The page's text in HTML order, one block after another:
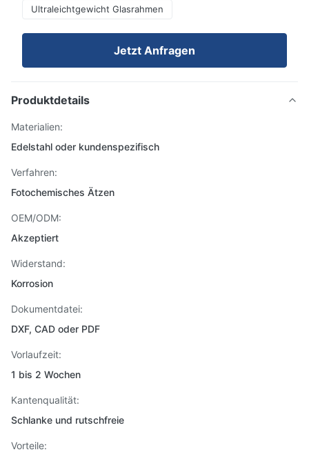
Ultraleichtgewicht Glasrahmen
Jetzt Anfragen
Produktdetails
Materialien:
Edelstahl oder kundenspezifisch
Verfahren:
Fotochemisches Ätzen
OEM/ODM:
Akzeptiert
Widerstand:
Korrosion
Dokumentdatei:
DXF, CAD oder PDF
Vorlaufzeit:
1 bis 2 Wochen
Kantenqualität:
Schlanke und rutschfreie
Vorteile: